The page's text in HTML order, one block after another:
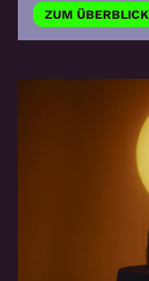
ZUM ÜBERBLICK